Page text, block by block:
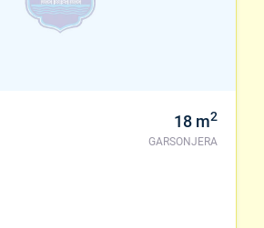
18 m2
GARSONJERA